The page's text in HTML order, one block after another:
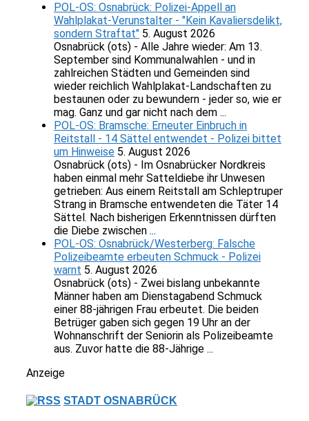
POL-OS: Osnabrück: Polizei-Appell an
Wahlplakat-Verunstalter - "Kein Kavaliersdelikt,
sondern Straftat" 5. August 2026
Osnabrück (ots) - Alle Jahre wieder: Am 13.
September sind Kommunalwahlen - und in
zahlreichen Städten und Gemeinden sind
wieder reichlich Wahlplakat-Landschaften zu
bestaunen oder zu bewundern - jeder so, wie er
mag. Ganz und gar nicht nach dem ...
POL-OS: Bramsche: Erneuter Einbruch in
Reitstall - 14 Sättel entwendet - Polizei bittet
um Hinweise 5. August 2026
Osnabrück (ots) - Im Osnabrücker Nordkreis
haben einmal mehr Satteldiebe ihr Unwesen
getrieben: Aus einem Reitstall am Schleptruper
Strang in Bramsche entwendeten die Täter 14
Sättel. Nach bisherigen Erkenntnissen dürften
die Diebe zwischen ...
POL-OS: Osnabrück/Westerberg: Falsche
Polizeibeamte erbeuten Schmuck - Polizei
warnt 5. August 2026
Osnabrück (ots) - Zwei bislang unbekannte
Männer haben am Dienstagabend Schmuck
einer 88-jährigen Frau erbeutet. Die beiden
Betrüger gaben sich gegen 19 Uhr an der
Wohnanschrift der Seniorin als Polizeibeamte
aus. Zuvor hatte die 88-Jährige ...
Anzeige
STADT OSNABRÜCK